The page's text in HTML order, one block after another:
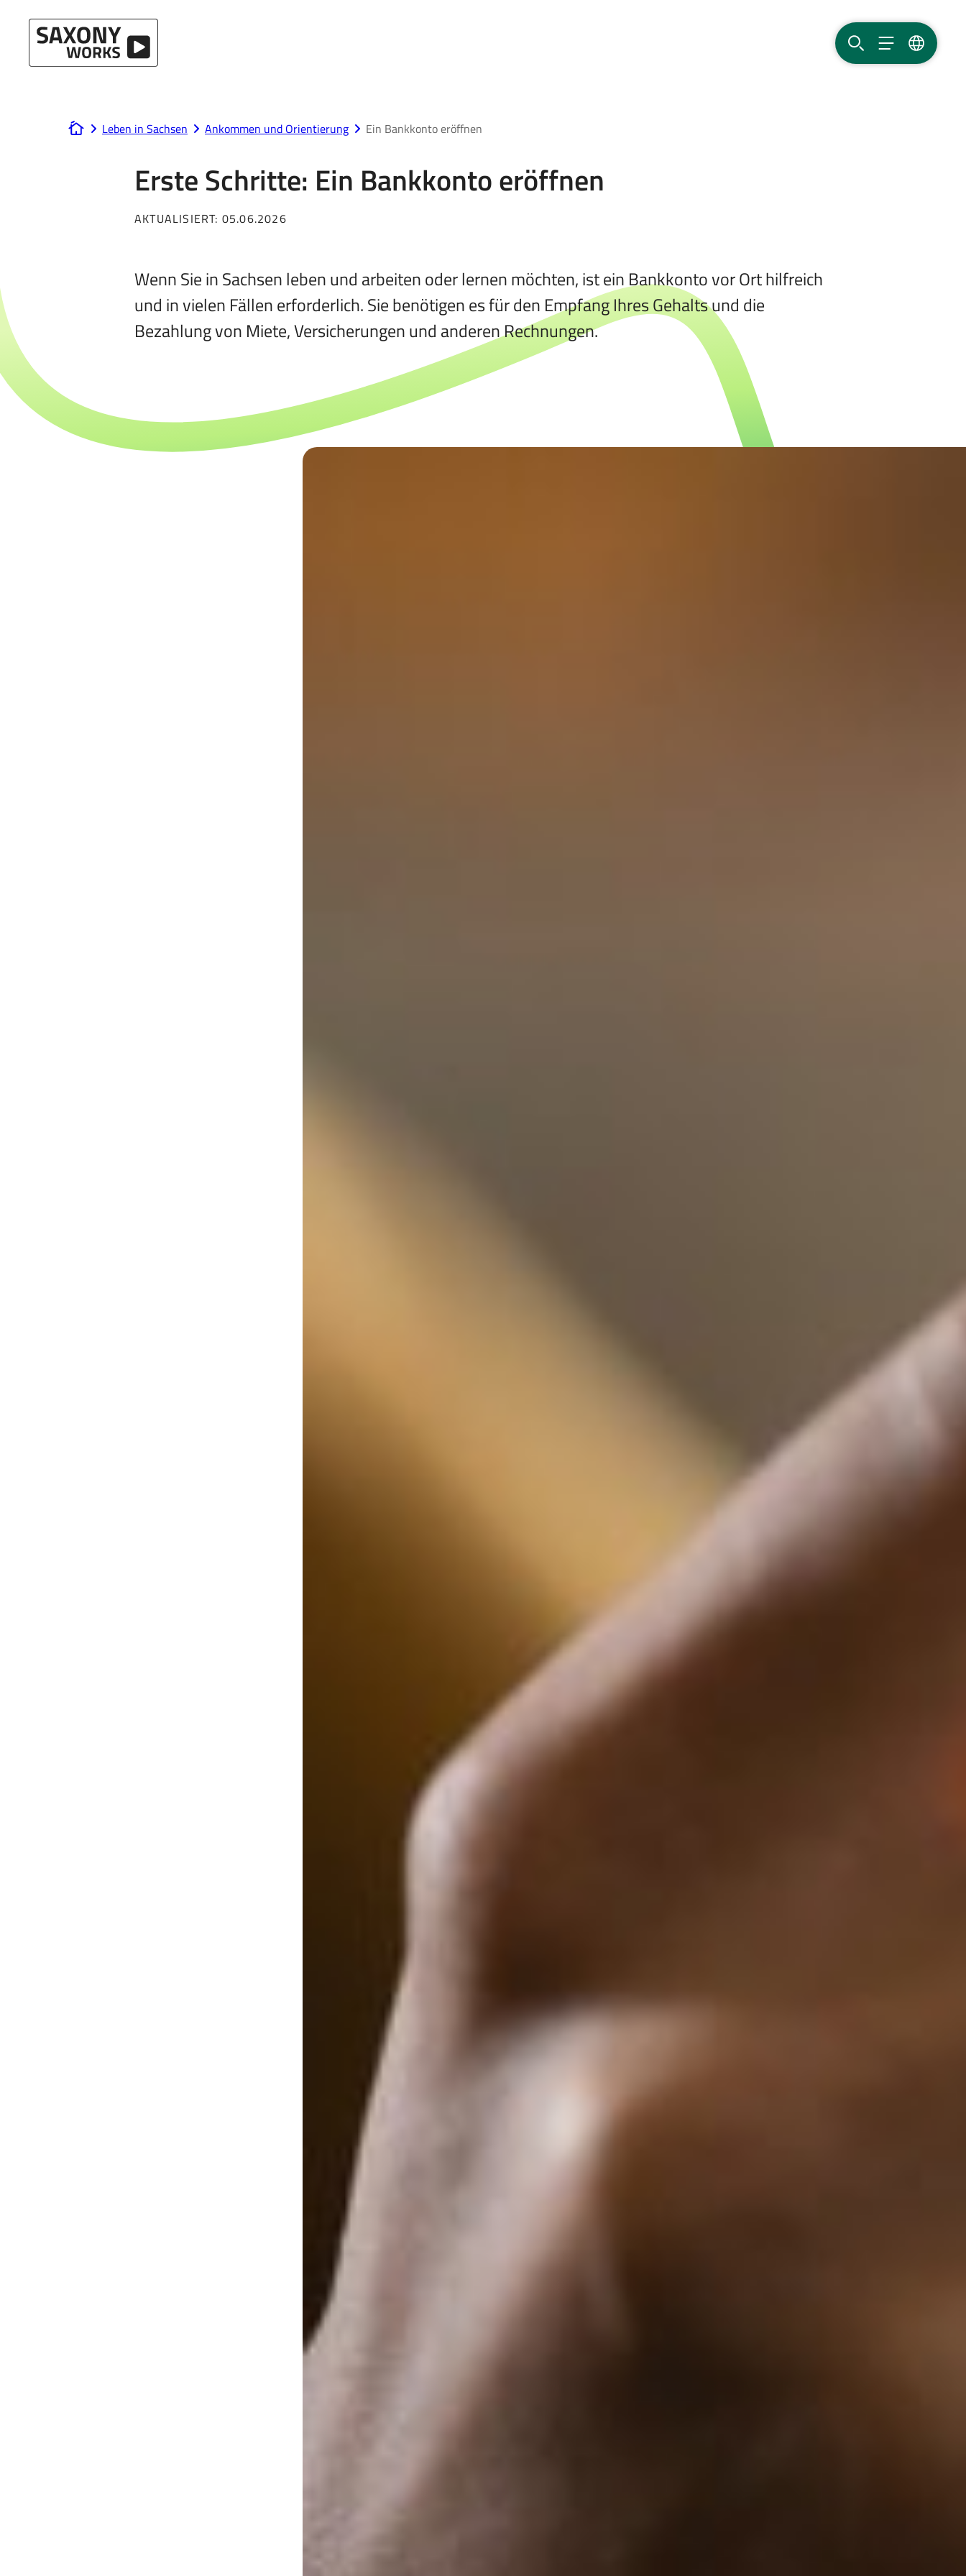
SUCHEMENÜSPRACHE
www.saxony-works.com
Leben in Sachsen Ankommen und Orientierung Ein Bankkonto eröffnen
Erste Schritte: Ein Bankkonto eröffnen
AKTUALISIERT: 05.06.2026
Wenn Sie in Sachsen leben und arbeiten oder lernen möchten, ist ein Bankkonto vor Ort hilfreich
und in vielen Fällen erforderlich. Sie benötigen es für den Empfang Ihres Gehalts und die
Bezahlung von Miete, Versicherungen und anderen Rechnungen.